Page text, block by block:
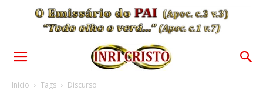
Início Tags Discurso